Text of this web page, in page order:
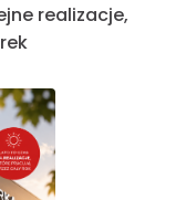
realizacje,